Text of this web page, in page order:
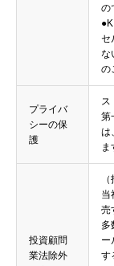
の
セ
な
の
プライバ
シーの保
護
ス
第
は
ま
投資顧問
業法除外
当
売
多
ー
す